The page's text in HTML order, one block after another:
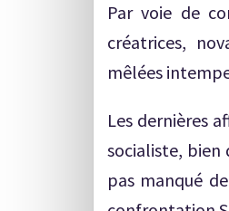
Par voie de
créatrices,
mêlées
Les dernières
socialiste, bien
pas manqué